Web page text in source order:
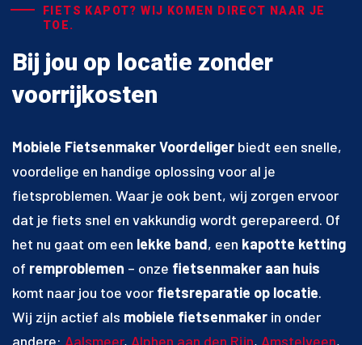
FIETS KAPOT? WIJ KOMEN DIRECT NAAR JE
TOE.
Bij jou op locatie zonder
voorrijkosten
Mobiele Fietsenmaker Voordeliger biedt een snelle,
voordelige en handige oplossing voor al je
fietsproblemen. Waar je ook bent, wij zorgen ervoor
dat je fiets snel en vakkundig wordt gerepareerd. Of
het nu gaat om een lekke band, een kapotte ketting
of remproblemen – onze fietsenmaker aan huis
komt naar jou toe voor fietsreparatie op locatie.
Wij zijn actief als mobiele fietsenmaker in onder
andere: Aalsmeer, Alphen aan den Rijn, Amstelveen,